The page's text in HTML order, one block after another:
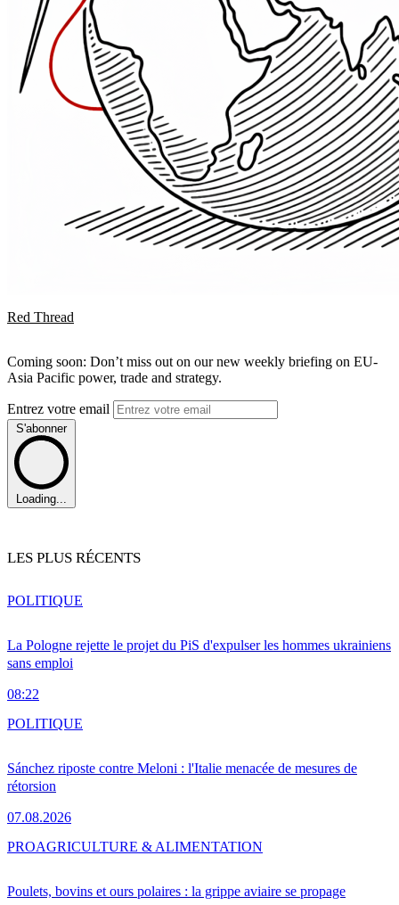
Red Thread
Coming soon: Don’t miss out on our new weekly briefing on EU-
Asia Pacific power, trade and strategy.
Entrez votre email
S'abonner
Loading...
LES PLUS RÉCENTS
La Pologne rejette le projet du PiS d'expulser les hommes ukrainiens
sans emploi
08:22
POLITIQUE
Sánchez riposte contre Meloni : l'Italie menacée de mesures de
rétorsion
07.08.2026
POLITIQUE
Poulets, bovins et ours polaires : la grippe aviaire se propage
PROAGRICULTURE & ALIMENTATION